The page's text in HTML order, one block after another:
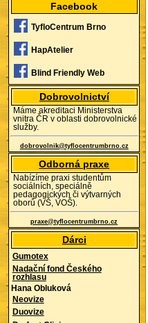
Facebook
TyfloCentrum Brno
HapAtelier
Blind Friendly Web
Dobrovolnictví
Máme akreditaci Ministerstva
vnitra ČR v oblasti dobrovolnické
služby.
dobrovolnik@tyflocentrumbrno.cz
Odborná praxe
Nabízíme praxi studentům
sociálních, speciálně
pedagogických či výtvarných
oborů (VŠ, VOŠ).
praxe@tyflocentrumbrno.cz
Dárci
Gumotex
Nadační fond Českého
rozhlasu
Hana Obluková
Neovize
Duovize